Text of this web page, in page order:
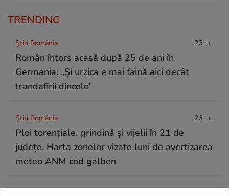
TRENDING
Știri România 26 iul.
Român întors acasă după 25 de ani în
Germania: „Și urzica e mai faină aici decât
trandafirii dincolo”
Știri România 26 iul.
Ploi torențiale, grindină și vijelii în 21 de
județe. Harta zonelor vizate luni de avertizarea
meteo ANM cod galben